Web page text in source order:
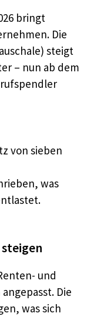
bringt
Die
steigt
– nun ab dem
von sieben
was
und
Die
was sich